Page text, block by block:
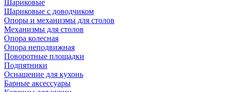
Шариковые
Шариковые с доводчиком
Опоры и механизмы для столов
Механизмы для столов
Опора колесная
Опора неподвижная
Поворотные площадки
Подпятники
Оснащение для кухонь
Барные аксессуары